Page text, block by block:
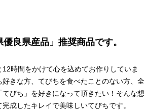
優良県産品」推奨商品です。
12時間をかけて心を込めてお作りしていま
好きな方、てびちを食べたことのない方、全
てびち」を好きになって頂きたい！そんな想
完成したキレイで美味しいてびちです。